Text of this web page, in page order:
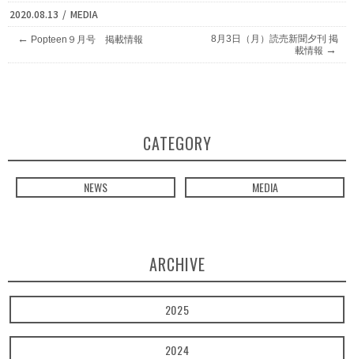
2020.08.13 / MEDIA
← Popteen９月号 掲載情報
8月3日（月）読売新聞夕刊 掲
載情報 →
CATEGORY
NEWS MEDIA
ARCHIVE
2025
2024